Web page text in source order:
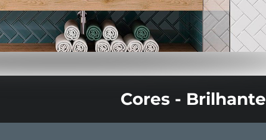
Cores - Brilhante